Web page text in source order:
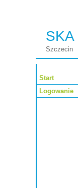
SKA
Szczecin
Start
Logowanie